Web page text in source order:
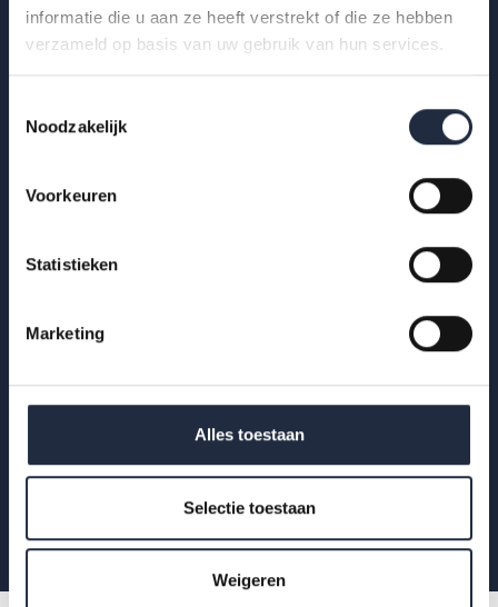
informatie die u aan ze heeft verstrekt of die ze hebben
verzameld op basis van uw gebruik van hun services.
Noodzakelijk
Voorkeuren
Statistieken
Marketing
Alles toestaan
Selectie toestaan
Weigeren
Contact ons
uitnodigingen voor AZW-Clubhuisbijeenkomsten
en meer verdieping van actuele data binnen zorg
en welzijn.
Aanmelden